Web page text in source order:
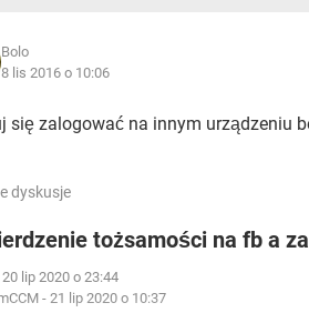
Bolo
8 lis 2016 o 10:06
się zalogować na innym urządzeniu
dyskusje
tożsamości na fb a
20 lip 2020 o 23:44
- 21 lip 2020 o 10:37